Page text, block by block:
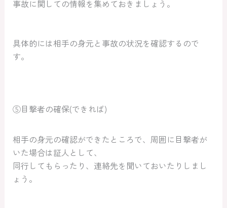
事故に関しての情報を集めておきましょう。
具体的には相手の身元と事故の状況を確認するので
す。
⑤目撃者の確保(できれば)
相手の身元の確認ができたところで、周囲に目撃者が
いた場合は証人として、
同行してもらったり、連絡先を聞いておいたりしまし
ょう。